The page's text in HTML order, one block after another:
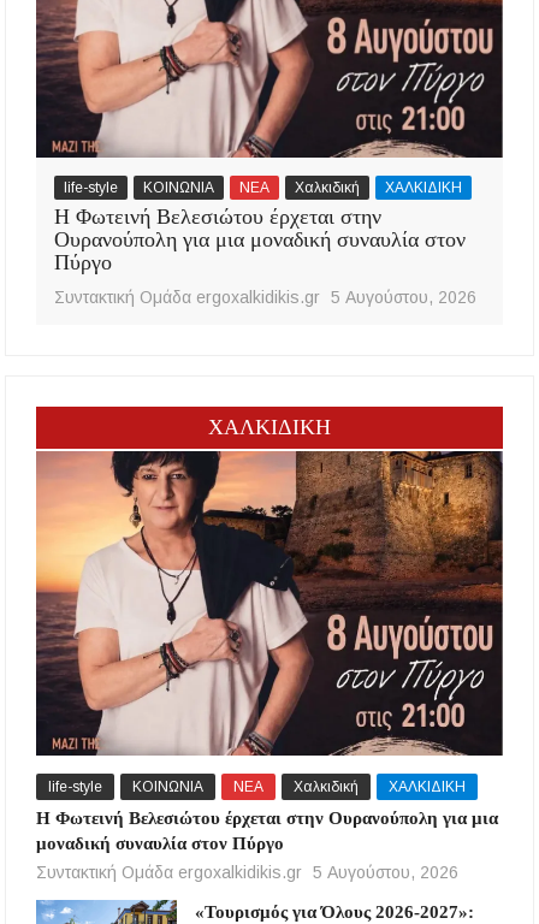
life-style ΚΟΙΝΩΝΙΑ ΝΕΑ Χαλκιδική ΧΑΛΚΙΔΙΚΗ
Η Φωτεινή Βελεσιώτου έρχεται στην
Ουρανούπολη για μια μοναδική συναυλία στον
Πύργο
Συντακτική Ομάδα ergoxalkidikis.gr 5 Αυγούστου, 2026
ΧΑΛΚΙΔΙΚΗ
life-style ΚΟΙΝΩΝΙΑ ΝΕΑ Χαλκιδική ΧΑΛΚΙΔΙΚΗ
Η Φωτεινή Βελεσιώτου έρχεται στην Ουρανούπολη για μια
μοναδική συναυλία στον Πύργο
Συντακτική Ομάδα ergoxalkidikis.gr 5 Αυγούστου, 2026
«Τουρισμός για Όλους 2026-2027»: